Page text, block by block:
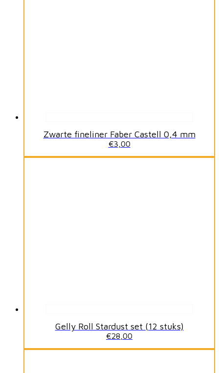
Zwarte fineliner Faber Castell 0,4 mm
€3,00
Gelly Roll Stardust set (12 stuks)
€28,00